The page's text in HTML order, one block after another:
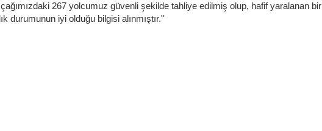
267 yolcumuz güvenli şekilde tahliye edilmiş olup, hafif yaralanan bir
durumunun iyi olduğu bilgisi alınmıştır."